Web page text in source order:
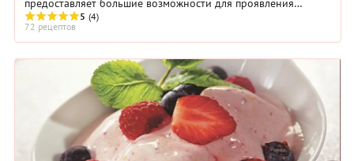
предоставляет большие возможности для проявления
фантазии, главное - не бояться экспериментировать.
5 (4)
72 рецептов